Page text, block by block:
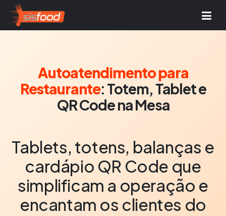
Autoatendimento para
Restaurante: Totem, Tablet e
QR Code na Mesa
Tablets, totens, balanças e
cardápio QR Code que
simplificam a operação e
encantam os clientes do